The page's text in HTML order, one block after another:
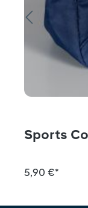
Sports
5,90 €*